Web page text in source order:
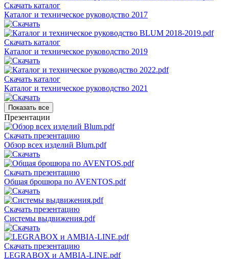
Скачать каталог
Каталог и техническое руководство 2017
Скачать каталог
Каталог и техническое руководство 2019
Скачать каталог
Каталог и техническое руководство 2021
Показать все
Презентации
Скачать презентацию
Обзор всех изделий Blum.pdf
Скачать презентацию
Общая брошюра по AVENTOS.pdf
Скачать презентацию
Системы выдвижения.pdf
Скачать презентацию
LEGRABOX и AMBIA-LINE.pdf